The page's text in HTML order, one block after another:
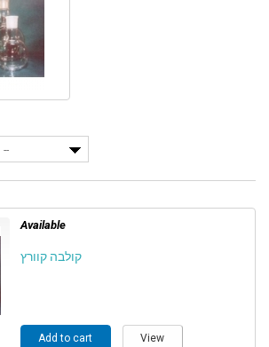
--
Available
קולבה קוורץ
Add to cart View